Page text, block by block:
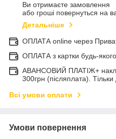
Ви отримаєте замовлення
або гроші повернуться на
Детальніше
ОПЛАТА online через
ОПЛАТА з картки будь-
АВАНСОВИЙ ПЛАТІЖ+
300грн (післяплата).
Всі умови оплати
Умови повернення